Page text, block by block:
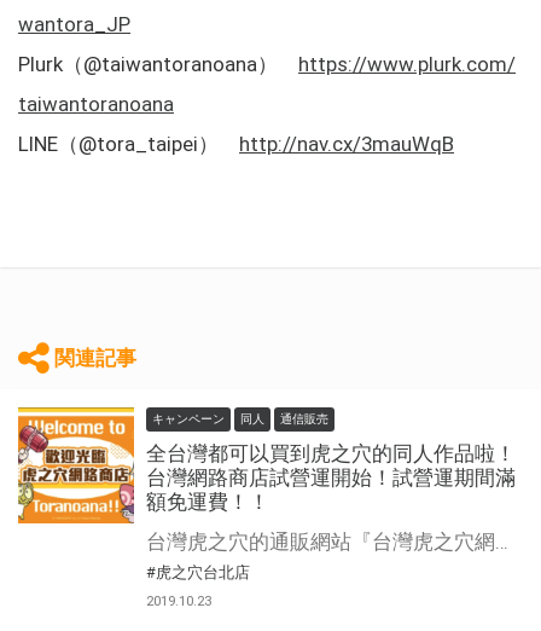
wantora_JP
Plurk（@taiwantoranoana） https://www.plurk.com/
taiwantoranoana
LINE（@tora_taipei） http://nav.cx/3mauWqB
関連記事
キャンペーン 同人 通信販売
全台灣都可以買到虎之穴的同人作品啦！
台灣網路商店試營運開始！試營運期間滿
額免運費！！
台灣虎之穴的通販網站『台灣虎之穴網路商店』開始試營運！ 藉由台灣內通販服務的開放，高雄及台中等台北以外地區的粉絲們也可以更便利地購買同人誌與CD啦！ 除了虎之穴台北店的同人商品外，預計開放插畫展限定商品、及台北店限定特典的家用機遊戲等、只有在虎之穴才能買到的精選商品預約服務！ 為了年底的正式開幕還有眾多活動正在籌備中！ 慶祝網路商店試營運，滿額免運費活動同時開始！ 虎之穴台北店於2018年3月底開幕至今一年半，眾望所歸的台灣版通販網頁即將開通！
#虎之穴台北店
2019.10.23